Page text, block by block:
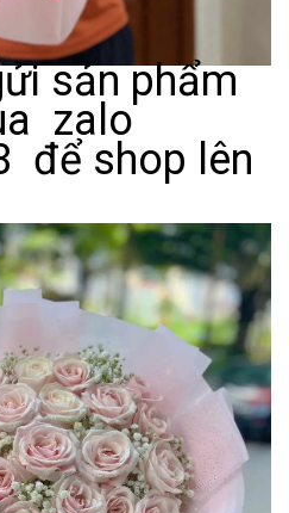
sản phẩm
zalo
để shop lên